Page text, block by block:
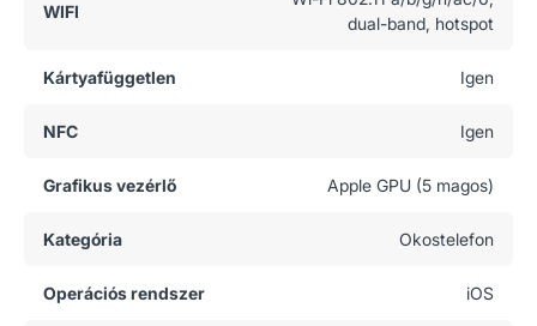
WIFI
dual-band, hotspot
Kártyafüggetlen Igen
NFC Igen
Grafikus vezérlő Apple GPU (5 magos)
Kategória Okostelefon
Operációs rendszer iOS